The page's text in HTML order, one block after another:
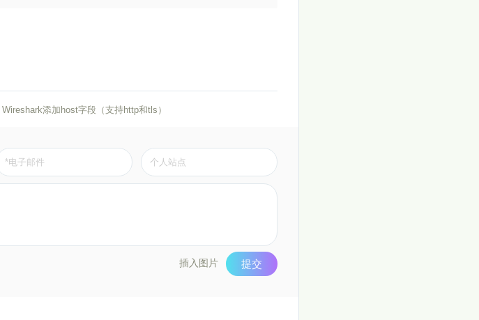
Wireshark添加host字段（支持http和tls）
插入图片 提交